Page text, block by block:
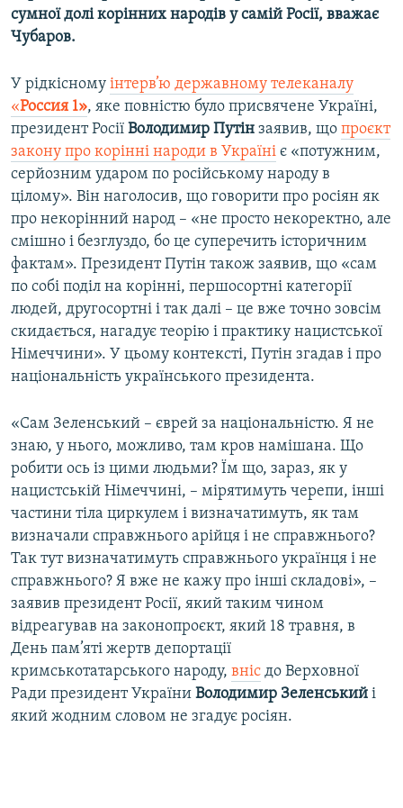
сумної долі корінних народів у самій Росії, вважає
Чубаров.
У рідкісному інтерв’ю державному телеканалу
«Россия 1», яке повністю було присвячене Україні,
президент Росії Володимир Путін заявив, що проєкт
закону про корінні народи в Україні є «потужним,
серйозним ударом по російському народу в
цілому». Він наголосив, що говорити про росіян як
про некорінний народ – «не просто некоректно, але
смішно і безглуздо, бо це суперечить історичним
фактам». Президент Путін також заявив, що «сам
по собі поділ на корінні, першосортні категорії
людей, другосортні і так далі – це вже точно зовсім
скидається, нагадує теорію і практику нацистської
Німеччини». У цьому контексті, Путін згадав і про
національність українського президента.
«Сам Зеленський – єврей за національністю. Я не
знаю, у нього, можливо, там кров намішана. Що
робити ось із цими людьми? Їм що, зараз, як у
нацистській Німеччині, – мірятимуть черепи, інші
частини тіла циркулем і визначатимуть, як там
визначали справжнього арійця і не справжнього?
Так тут визначатимуть справжнього українця і не
справжнього? Я вже не кажу про інші складові», –
заявив президент Росії, який таким чином
відреагував на законопроєкт, який 18 травня, в
День пам’яті жертв депортації
кримськотатарського народу, вніс до Верховної
Ради президент України Володимир Зеленський і
який жодним словом не згадує росіян.